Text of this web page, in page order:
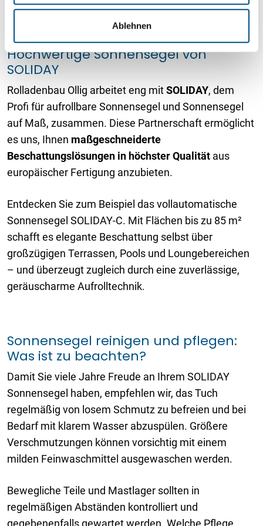
Ablehnen
Hochwertige Sonnensegel von
SOLIDAY
Rolladenbau Ollig arbeitet eng mitSOLIDAY, dem
Profi für aufrollbare Sonnensegel und Sonnensegel
auf Maß, zusammen. Diese Partnerschaft ermöglicht
es uns, Ihnen maßgeschneiderte
Beschattungslösungen in höchster Qualität aus
europäischer Fertigung anzubieten.
Entdecken Sie zum Beispiel das vollautomatische
Sonnensegel SOLIDAY-C. Mit Flächen bis zu 85 m²
schafft es elegante Beschattung selbst über
großzügigen Terrassen, Pools und Loungebereichen
– und überzeugt zugleich durch eine zuverlässige,
geräuscharme Aufrolltechnik.
Sonnensegel reinigen und pflegen:
Was ist zu beachten?
Damit Sie viele Jahre Freude an Ihrem SOLIDAY
Sonnensegel haben, empfehlen wir, das Tuch
regelmäßig von losem Schmutz zu befreien und bei
Bedarf mit klarem Wasser abzuspülen. Größere
Verschmutzungen können vorsichtig mit einem
milden Feinwaschmittel ausgewaschen werden.
Bewegliche Teile und Mastlager sollten in
regelmäßigen Abständen kontrolliert und
gegebenenfalls gewartet werden. Welche Pflege